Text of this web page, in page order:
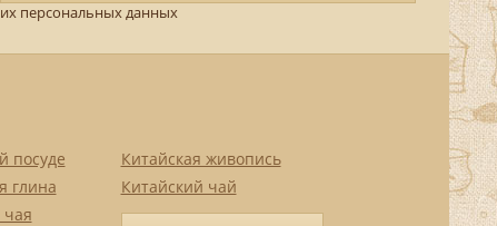
персональных данных
посуде
глина
чая
Китайская живопись
Китайский чай